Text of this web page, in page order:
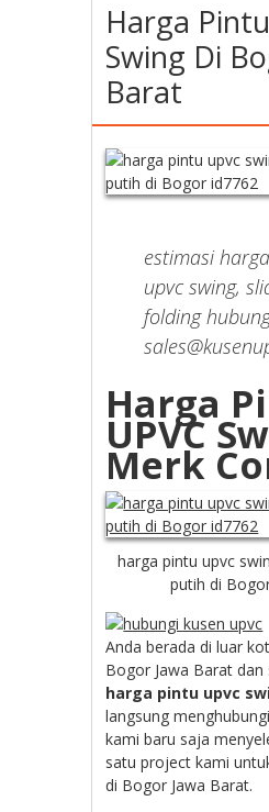
Harga
Swing Di
Barat
estimasi
upvc swing,
folding
Harga
UPVC
Merk
harga pintu upvc
putih di
Anda berada di luar
Bogor Jawa Barat dan
harga pintu upvc
langsung
kami baru saja
satu project kami
di Bogor Jawa Barat.